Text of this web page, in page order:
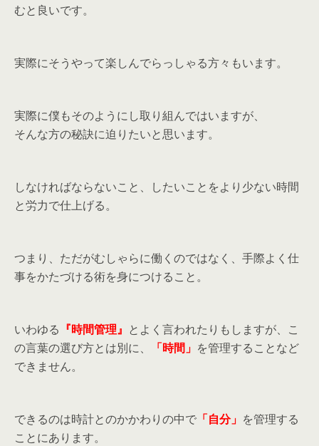
むと良いです。
実際にそうやって楽しんでらっしゃる方々もいます。
実際に僕もそのようにし取り組んではいますが、
そんな方の秘訣に迫りたいと思います。
しなければならないこと、したいことをより少ない時間
と労力で仕上げる。
つまり、ただがむしゃらに働くのではなく、手際よく仕
事をかたづける術を身につけること。
いわゆる 『時間管理』 とよく言われたりもしますが、こ
の言葉の選び方とは別に、
「時間」 を管理することなど
できません。
できるのは時計とのかかわりの中で 「自分」 を管理する
ことにあります。